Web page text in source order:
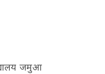
जमुआ